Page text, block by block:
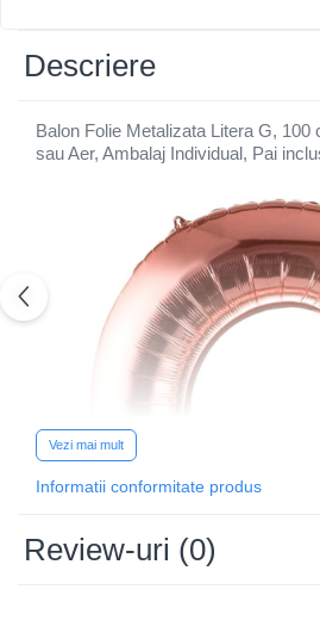
Descriere
Balon Folie Metalizata Litera G, 100
sau Aer, Ambalaj Individual, Pai
Vezi mai mult
Informatii conformitate produs
Review-uri (0)